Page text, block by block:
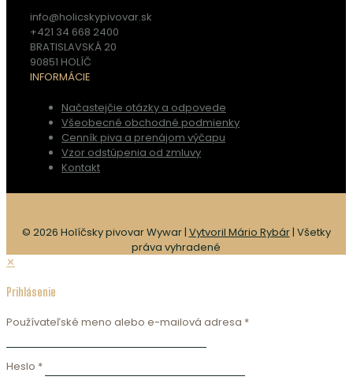
info@holicskypivovar.sk
+421 34 668 2400
BRATISLAVSKÁ 20
90851 HOLÍČ
INFORMÁCIE
Načastejčie otázky a odpovede
Všeobecné obchodné podmienky
Cenník piva a prenájom výčapu
Vzor odstúpenia od zmluvy
Kontakt
© 2026 Holíčsky pivovar Wywar | Vytvoril Mário Rybár| Všetky
práva vyhradené
✕
Prihlásenie
Používateľské meno alebo e-mailová adresa *
Heslo *